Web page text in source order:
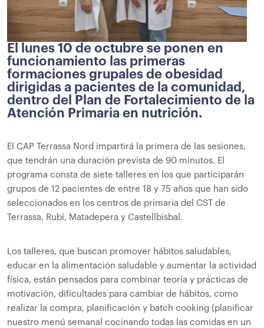
El lunes 10 de octubre se ponen en
funcionamiento las primeras
formaciones grupales de obesidad
dirigidas a pacientes de la comunidad,
dentro del Plan de Fortalecimiento de la
Atención Primaria en nutrición.
El CAP Terrassa Nord impartirá la primera de las sesiones,
que tendrán una duración prevista de 90 minutos. El
programa consta de siete talleres en los que participarán
grupos de 12 pacientes de entre 18 y 75 años que han sido
seleccionados en los centros de primaria del CST de
Terrassa, Rubí, Matadepera y Castellbisbal.
Los talleres, que buscan promover hábitos saludables,
educar en la alimentación saludable y aumentar la actividad
física, están pensados para combinar teoría y prácticas de
motivación, dificultades para cambiar de hábitos, como
realizar la compra, planificación y batch cooking (planificar
nuestro menú semanal cocinando todas las comidas en un